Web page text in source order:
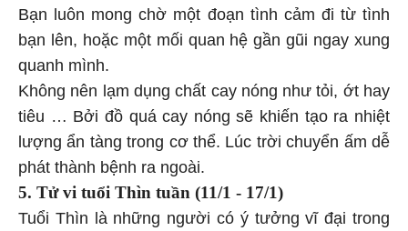
Bạn luôn mong chờ một đoạn tình cảm đi từ tình
bạn lên, hoặc một mối quan hệ gần gũi ngay xung
quanh mình.
Không nên lạm dụng chất cay nóng như tỏi, ớt hay
tiêu … Bởi đồ quá cay nóng sẽ khiến tạo ra nhiệt
lượng ẩn tàng trong cơ thể. Lúc trời chuyển ấm dễ
phát thành bệnh ra ngoài.
5. Tử vi tuổi Thìn tuần (11/1 - 17/1)
Tuổi Thìn là những người có ý tưởng vĩ đại trong